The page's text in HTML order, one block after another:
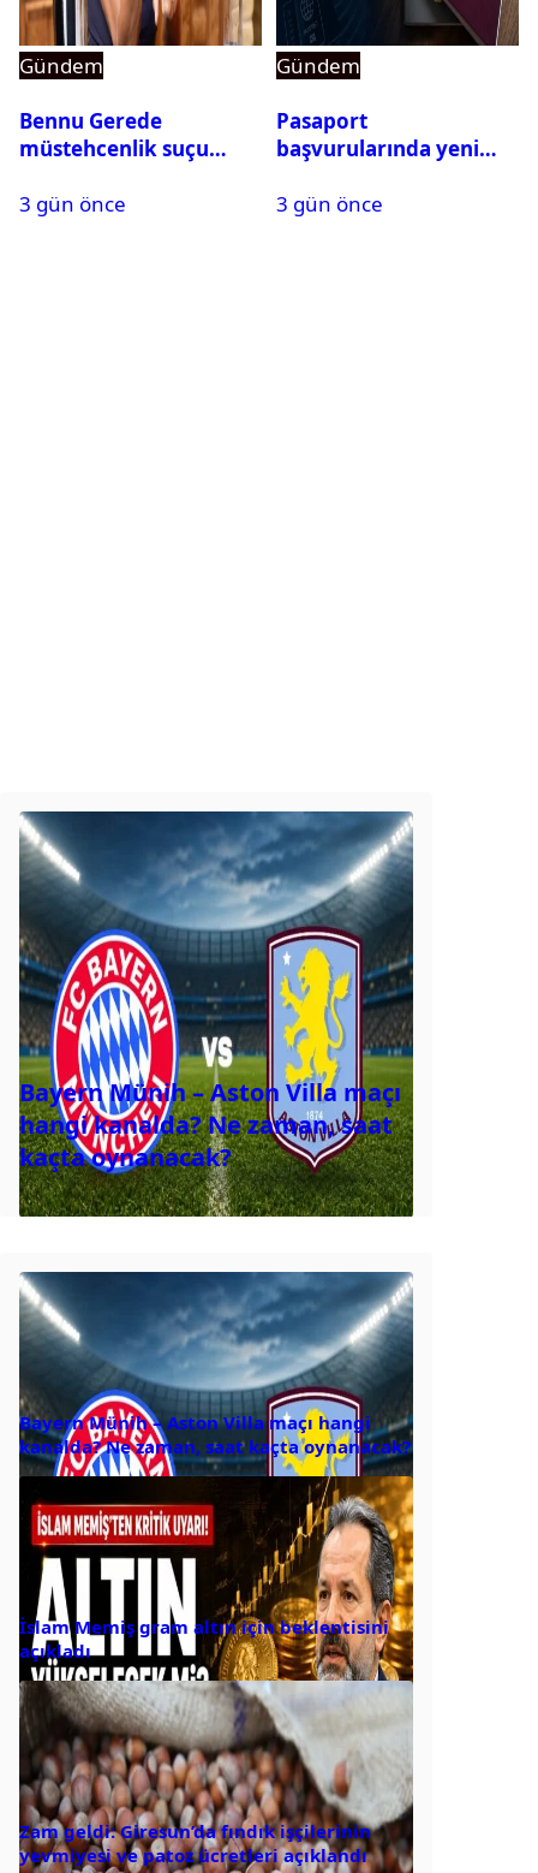
Gündem
Bennu Gerede
müstehcenlik suçu
alındı
3 gün önce
Gündem
Pasaport
başvurularında yeni
3 gün önce
Bayern Münih – Aston Villa maçı
hangi kanalda? Ne zaman, saat
kaçta oynanacak?
Bayern Münih – Aston Villa maçı hangi
kanalda? Ne zaman, saat kaçta oynanacak?
İslam Memiş gram altın için beklentisini
açıkladı
Zam geldi: Giresun’da fındık işçilerinin
yevmiyesi ve patoz ücretleri açıklandı